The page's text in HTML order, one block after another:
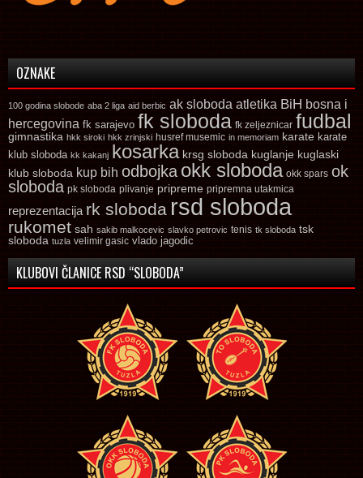
OZNAKE
100 godina slobode aba 2 liga aid berbic ak sloboda atletika BiH bosna i
hercegovina fk sarajevo fk sloboda fk zeljeznicar fudbal
gimnastika hkk siroki hkk zrinjski husref musemic in memoriam karate karate
klub sloboda kk kakanj kosarka krsg sloboda kuglanje kuglaski
klub sloboda kup bih odbojka okk sloboda okk spars ok
sloboda pk sloboda plivanje pripreme pripremna utakmica
reprezentacija rk sloboda rsd sloboda
rukomet sah sakib malkocevic slavko petrovic tenis tk sloboda tsk
sloboda tuzla velimir gasic vlado jagodic
KLUBOVI ČLANICE RSD “SLOBODA”